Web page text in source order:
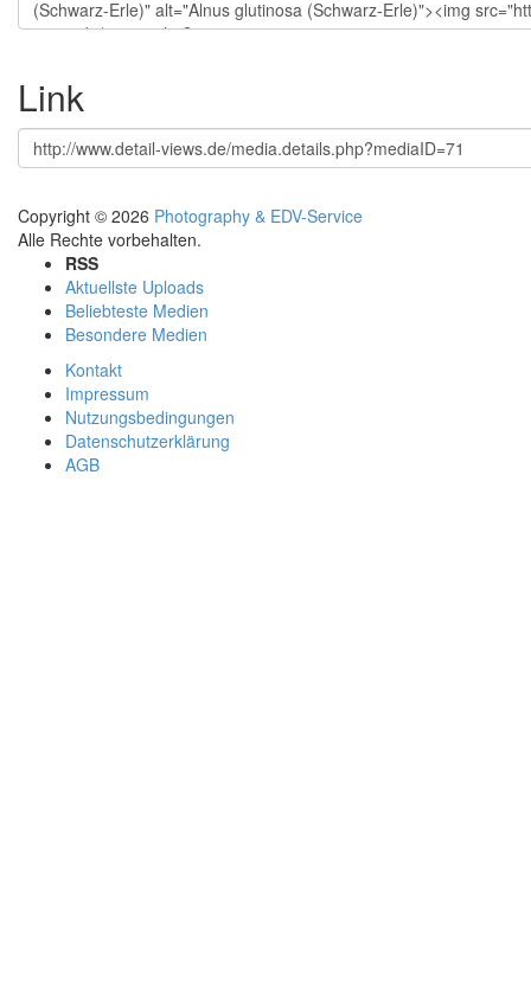
Link
Copyright © 2026 Photography & EDV-Service
Alle Rechte vorbehalten.
RSS
Aktuellste Uploads
Beliebteste Medien
Besondere Medien
Kontakt
Impressum
Nutzungsbedingungen
Datenschutzerklärung
AGB